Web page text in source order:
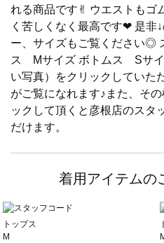
れる商品です✌︎ ウエストもゴ
く苦しくなく最高です❤︎ 是非
ー、サイズもご覧ください◎
ス Mサイズ ボトムス Sサイ
い写真）をクリックしていた
がご覧になれます♪また、そ
ックして頂くと彦根店のスタ
だけます。
着用アイテムの
トップス
M